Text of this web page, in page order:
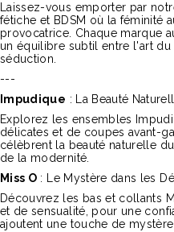
Laissez-vous emporter par
fétiche et BDSM où la féminité
provocatrice. Chaque marque
un équilibre subtil entre l'art
séduction.
---
Impudique : La Beauté
Explorez les ensembles
délicates et de coupes avant-
célèbrent la beauté naturelle
de la modernité.
Miss O : Le Mystère dans les
Découvrez les bas et collants
et de sensualité, pour une
ajoutent une touche de